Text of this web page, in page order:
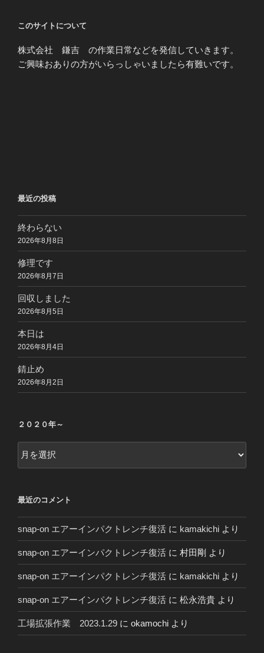
このサイトについて
株式会社 鎌吉 の作業日常などを発信していきます。
ご興味おありの方がいらっしゃいましたら有難いです。
最近の投稿
終わらない
2026年8月8日
修理です
2026年8月7日
回収しました
2026年8月5日
本日は
2026年8月4日
錆止め
2026年8月2日
２０２０年～
０
年
～
最近のコメント
snap-on エアーインパクトレンチ復活 に kamakichi より
snap-on エアーインパクトレンチ復活 に 村田剛 より
snap-on エアーインパクトレンチ復活 に kamakichi より
snap-on エアーインパクトレンチ復活 に 松永浩貴 より
工場拡張作業 2023.1.29 に okamochi より